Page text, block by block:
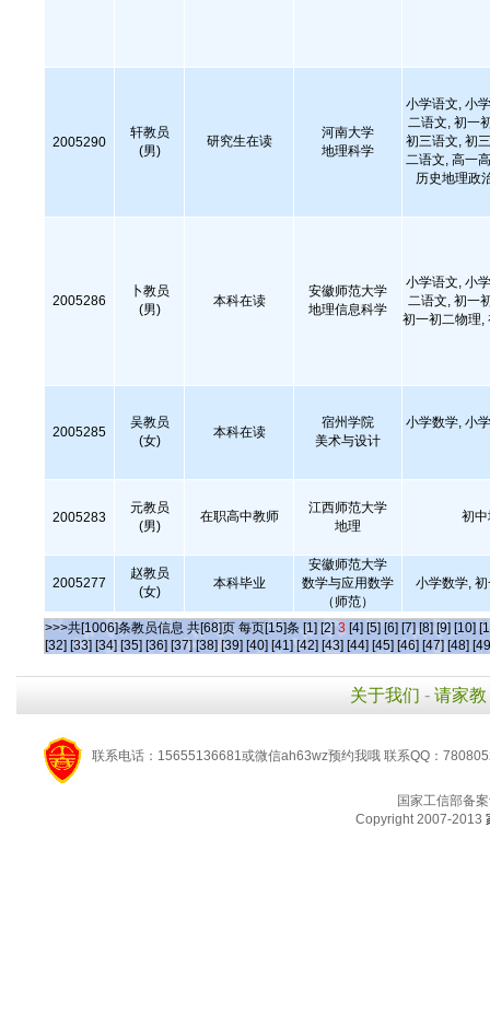
2005290
轩教员
(男)
研究生在读
河南大学
地理科学
小学语文, 小
二语文, 初一
初三语文, 初
二语文, 高一
历史地理政
2005286
卜教员
(男)
本科在读
安徽师范大学
地理信息科学
小学语文, 小
二语文, 初一
初一初二物理,
2005285
吴教员
(女)
本科在读
宿州学院
美术与设计
小学数学, 小
2005283
元教员
(男)
在职高中教师
江西师范大学
地理
初
2005277
赵教员
(女)
本科毕业
安徽师范大学
数学与应用数学
（师范）
小学数学,
>>>共[1006]条教员信息 共[68]页 每页[15]条 [1] [2] 3 [4] [5] [6] [7] [8] [9] [10]
[32] [33] [34] [35] [36] [37] [38] [39] [40] [41] [42] [43] [44] [45] [46] [47] [48]
关于我们 - 请家教
联系电话：15655136681或微信ah63wz预约我哦 联系QQ：
国家工信部备
Copyright 2007-2013